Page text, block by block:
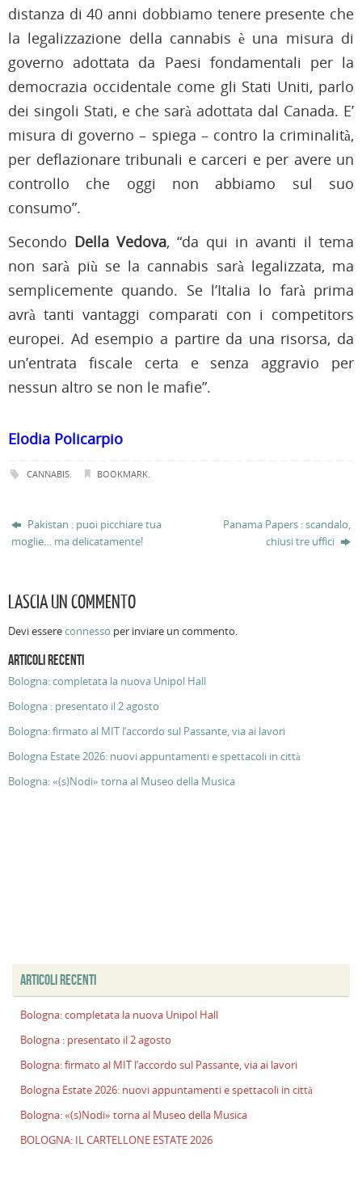
distanza di 40 anni dobbiamo tenere presente che
la legalizzazione della cannabis è una misura di
governo adottata da Paesi fondamentali per la
democrazia occidentale come gli Stati Uniti, parlo
dei singoli Stati, e che sarà adottata dal Canada. E’
misura di governo – spiega – contro la criminalità,
per deflazionare tribunali e carceri e per avere un
controllo che oggi non abbiamo sul suo
consumo”.
Secondo Della Vedova, “da qui in avanti il tema
non sarà più se la cannabis sarà legalizzata, ma
semplicemente quando. Se l’Italia lo farà prima
avrà tanti vantaggi comparati con i competitors
europei. Ad esempio a partire da una risorsa, da
un’entrata fiscale certa e senza aggravio per
nessun altro se non le mafie”.
Elodia Policarpio
CANNABIS. BOOKMARK
Pakistan : puoi picchiare tua
moglie… ma delicatamente!
Panama Papers : scandalo,
chiusi tre uffici
LASCIA UN COMMENTO
Devi essereconnesso per inviare un commento.
ARTICOLI RECENTI
Bologna: completata la nuova Unipol Hall
Bologna : presentato il 2 agosto
Bologna: firmato al MIT l’accordo sul Passante, via ai lavori
Bologna Estate 2026: nuovi appuntamenti e spettacoli in città
Bologna: «(s)Nodi» torna al Museo della Musica
ARTICOLI RECENTI
Bologna: completata la nuova Unipol Hall
Bologna : presentato il 2 agosto
Bologna: firmato al MIT l’accordo sul Passante, via ai lavori
Bologna Estate 2026: nuovi appuntamenti e spettacoli in città
Bologna: «(s)Nodi» torna al Museo della Musica
BOLOGNA: IL CARTELLONE ESTATE 2026